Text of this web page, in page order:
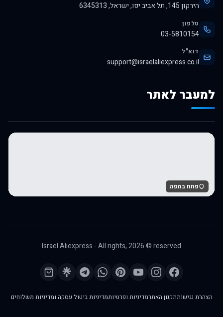
הירקון 145, תל אביב יפו, ישראל, 6345313
טלפון
03-5810154
דוא"ל
support@israelaliexpress.co.il
למעבר לאתר
לרכישה באלי אקספרס
פתח במפה
Israel Aliexpress - All rights,2026© reserved
הצהרת נגישותתקנון האתרמדיניות ופרטיותמדיניות ביטול עסקה ומדיניות משלוחים